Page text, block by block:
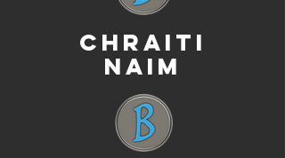
CHRAITI
NAIM